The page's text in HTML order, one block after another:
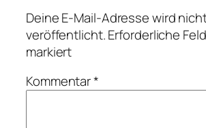
Deine E-Mail-Adresse wird
veröffentlicht.Erforderliche
markiert
Kommentar*